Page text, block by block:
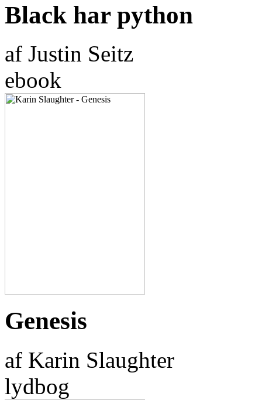
Black har python
af Justin Seitz
ebook
Genesis
af Karin Slaughter
lydbog